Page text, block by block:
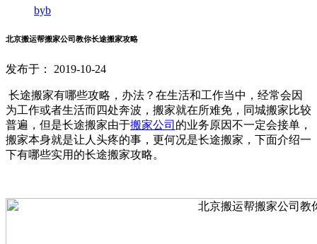
byb
北京搬运帮搬家公司教你长途搬家攻略
发布于： 2019-10-24
长途搬家有哪些攻略，办法？在生活和工作当中，经常会因
为工作或者生活而四处奔波，搬家就在所难免，同城搬家比较
普遍，但是长途搬家由于搬家公司 的业务原因不一定会接单，
搬家本身就是让人头疼的事，更何况是长途搬家，下面介绍一
下有哪些实用的长途搬家攻略。